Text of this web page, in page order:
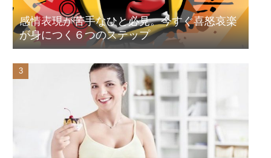
感情表現が苦手なひと必見。今すぐ喜怒哀楽
が身につく６つのステップ